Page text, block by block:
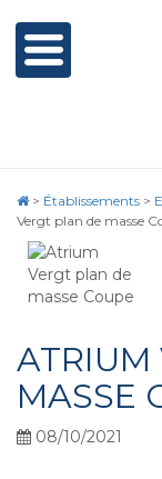
> Établissements >
Vergt plan de masse
ATRIUM
MASSE
08/10/2021